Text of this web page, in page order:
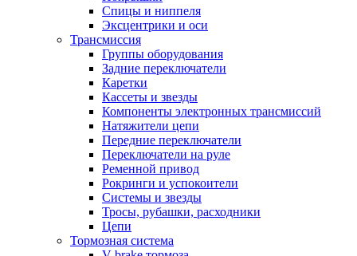
Спицы и ниппеля
Эксцентрики и оси
Трансмиссия
Группы оборудования
Задние переключатели
Каретки
Кассеты и звезды
Компоненты электронных трансмиссий
Натяжители цепи
Передние переключатели
Переключатели на руле
Ременной привод
Рокринги и успокоители
Системы и звезды
Тросы, рубашки, расходники
Цепи
Тормозная система